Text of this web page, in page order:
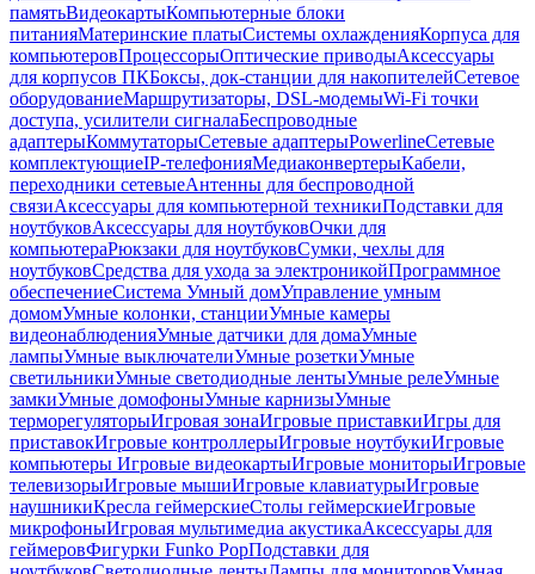
памятьВидеокартыКомпьютерные блоки
питанияМатеринские платыСистемы охлажденияКорпуса для
компьютеровПроцессорыОптические приводыАксессуары
для корпусов ПКБоксы, док-станции для накопителейСетевое
оборудованиеМаршрутизаторы, DSL-модемыWi-Fi точки
доступа, усилители сигналаБеспроводные
адаптерыКоммутаторыСетевые адаптерыPowerlineСетевые
комплектующиеIP-телефонияМедиаконвертерыКабели,
переходники сетевыеАнтенны для беспроводной
связиАксессуары для компьютерной техникиПодставки для
ноутбуковАксессуары для ноутбуковОчки для
компьютераРюкзаки для ноутбуковСумки, чехлы для
ноутбуковСредства для ухода за электроникойПрограммное
обеспечениеСистема Умный домУправление умным
домомУмные колонки, станцииУмные камеры
видеонаблюденияУмные датчики для домаУмные
лампыУмные выключателиУмные розеткиУмные
светильникиУмные светодиодные лентыУмные релеУмные
замкиУмные домофоныУмные карнизыУмные
терморегуляторыИгровая зонаИгровые приставкиИгры для
приставокИгровые контроллерыИгровые ноутбукиИгровые
компьютеры Игровые видеокартыИгровые мониторыИгровые
телевизорыИгровые мышиИгровые клавиатурыИгровые
наушникиКресла геймерскиеСтолы геймерскиеИгровые
микрофоныИгровая мультимедиа акустикаАксессуары для
геймеровФигурки Funko PopПодставки для